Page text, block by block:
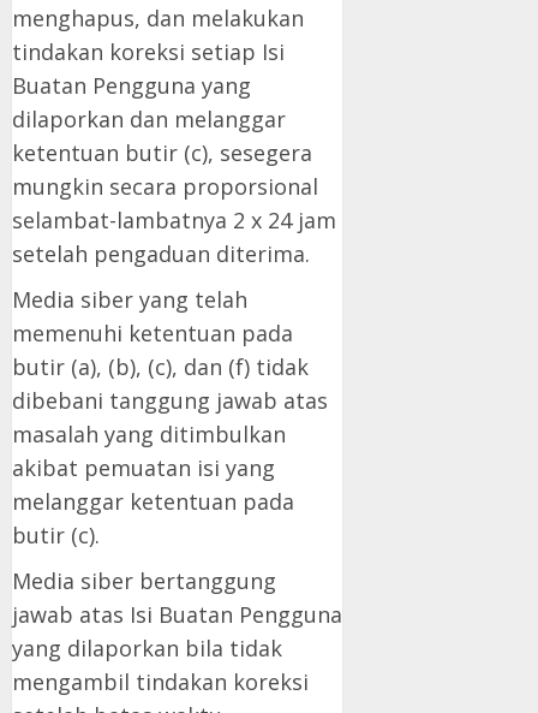
menghapus, dan melakukan
tindakan koreksi setiap Isi
Buatan Pengguna yang
dilaporkan dan melanggar
ketentuan butir (c), sesegera
mungkin secara proporsional
selambat-lambatnya 2 x 24 jam
setelah pengaduan diterima.
Media siber yang telah
memenuhi ketentuan pada
butir (a), (b), (c), dan (f) tidak
dibebani tanggung jawab atas
masalah yang ditimbulkan
akibat pemuatan isi yang
melanggar ketentuan pada
butir (c).
Media siber bertanggung
jawab atas Isi Buatan Pengguna
yang dilaporkan bila tidak
mengambil tindakan koreksi